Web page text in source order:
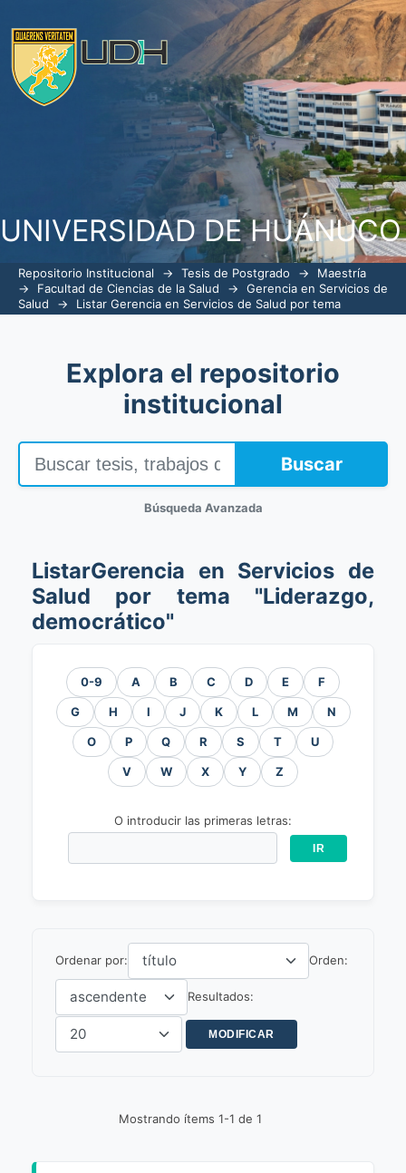
UNIVERSIDAD DE HUÁNUCO
ListarGerencia en Servicios de Salud
Repositorio Institucional → Tesis de Postgrado →
Maestría
→
Facultad de Ciencias de la Salud →
Gerencia en Servicios de
Salud
→ Listar Gerencia en Servicios de Salud por tema
Explora el repositorio
institucional
Buscar
Búsqueda Avanzada
ListarGerencia en Servicios de
Salud por tema "Liderazgo,
democrático"
0-9 A B C D E F
G H I J K L M N
O P Q R S T U
V W X Y Z
O introducir las primeras letras:
Ordenar por: Orden:
Resultados:
Mostrando ítems 1-1 de 1